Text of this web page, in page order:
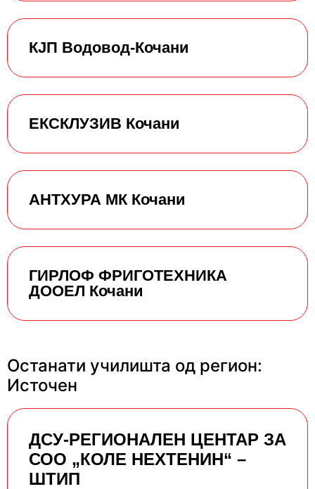
КЈП Водовод-Кочани
ЕКСКЛУЗИВ Кочани
АНТХУРА МК Кочани
ГИРЛОФ ФРИГОТЕХНИКА
ДООЕЛ Кочани
Останати училишта од регион:
Источен
ДСУ-РЕГИОНАЛЕН ЦЕНТАР ЗА
СОО „КОЛЕ НЕХТЕНИН“ –
ШТИП